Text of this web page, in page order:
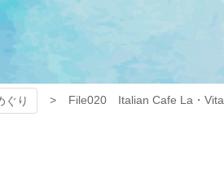
ぐり File020 Italian Cafe La・Vita